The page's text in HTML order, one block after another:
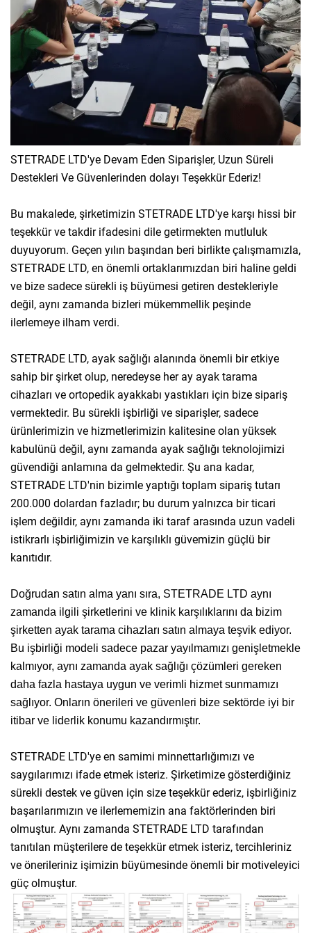
STETRADE LTD'ye Devam Eden Siparişler, Uzun Süreli
Destekleri Ve Güvenlerinden dolayı Teşekkür Ederiz!
Bu makalede, şirketimizin STETRADE LTD'ye karşı hissi bir
teşekkür ve takdir ifadesini dile getirmekten mutluluk
duyuyorum. Geçen yılın başından beri birlikte çalışmamızla,
STETRADE LTD, en önemli ortaklarımızdan biri haline geldi
ve bize sadece sürekli iş büyümesi getiren destekleriyle
değil, aynı zamanda bizleri mükemmellik peşinde
ilerlemeye ilham verdi.
STETRADE LTD, ayak sağlığı alanında önemli bir etkiye
sahip bir şirket olup, neredeyse her ay ayak tarama
cihazları ve ortopedik ayakkabı yastıkları için bize sipariş
vermektedir. Bu sürekli işbirliği ve siparişler, sadece
ürünlerimizin ve hizmetlerimizin kalitesine olan yüksek
kabulünü değil, aynı zamanda ayak sağlığı teknolojimizi
güvendiği anlamına da gelmektedir. Şu ana kadar,
STETRADE LTD'nin bizimle yaptığı toplam sipariş tutarı
200.000 dolardan fazladır; bu durum yalnızca bir ticari
işlem değildir, aynı zamanda iki taraf arasında uzun vadeli
istikrarlı işbirliğimizin ve karşılıklı güvemizin güçlü bir
kanıtıdır.
Doğrudan satın alma yanı sıra, STETRADE LTD aynı
zamanda ilgili şirketlerini ve klinik karşılıklarını da bizim
şirketten ayak tarama cihazları satın almaya teşvik ediyor.
Bu işbirliği modeli sadece pazar yayılmamızı genişletmekle
kalmıyor, aynı zamanda ayak sağlığı çözümleri gereken
daha fazla hastaya uygun ve verimli hizmet sunmamızı
sağlıyor. Onların önerileri ve güvenleri bize sektörde iyi bir
itibar ve liderlik konumu kazandırmıştır.
STETRADE LTD'ye en samimi minnettarlığımızı ve
saygılarımızı ifade etmek isteriz. Şirketimize gösterdiğiniz
sürekli destek ve güven için size teşekkür ederiz, işbirliğiniz
başarılarımızın ve ilerlememizin ana faktörlerinden biri
olmuştur. Aynı zamanda STETRADE LTD tarafından
tanıtılan müşterilere de teşekkür etmek isteriz, tercihleriniz
ve önerileriniz işimizin büyümesinde önemli bir motiveleyici
güç olmuştur.